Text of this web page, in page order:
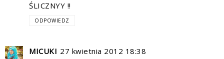
ŚLICZNYY !!
ODPOWIEDZ
MICUKI 27 kwietnia 2012 18:38